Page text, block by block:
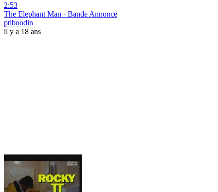
2:53
The Elephant Man - Bande Annonce
ptiboodin
il y a 18 ans